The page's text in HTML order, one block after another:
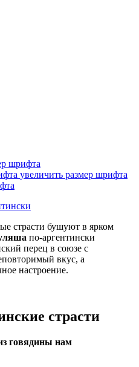
шрифта
увеличить размер шрифта
страсти бушуют в ярком
по-аргентински
перец в союзе с
вкус, а
настроение.
страсти
говядины нам